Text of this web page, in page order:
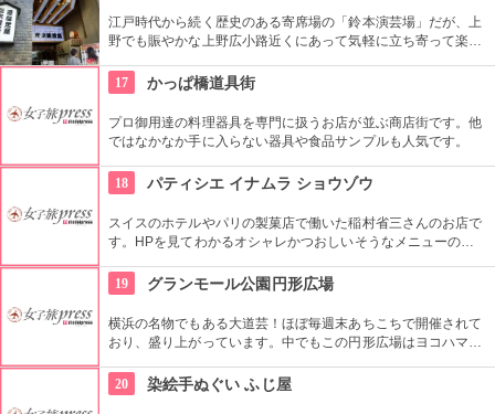
江戸時代から続く歴史のある寄席場の「鈴本演芸場」だが、上
野でも賑やかな上野広小路近くにあって気軽に立ち寄って楽し
ず入ってみてはいかがでしょう。
17 かっぱ橋道具街
プロ御用達の料理器具を専門に扱うお店が並ぶ商店街です。他
ではなかなか手に入らない器具や食品サンプルも人気です。
18 パティシエ イナムラ ショウゾウ
スイスのホテルやパリの製菓店で働いた稲村省三さんのお店で
す。HPを見てわかるオシャレかつおしいそうなメニューの
を絶えません。
19 グランモール公園円形広場
横浜の名物でもある大道芸！ほぼ毎週末あちこちで開催されて
おり、盛り上がっています。中でもこの円形広場はヨコハマ大
労される、驚きの芸に子供も大人も釘付けです！
20 染絵手ぬぐい ふじ屋